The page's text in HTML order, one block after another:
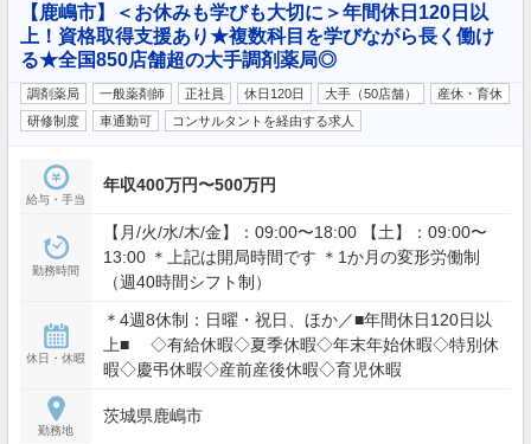
【鹿嶋市】＜お休みも学びも大切に＞年間休日120日以
上！資格取得支援あり★複数科目を学びながら長く働け
る★全国850店舗超の大手調剤薬局◎
調剤薬局 一般薬剤師 正社員 休日120日 大手（50店舗）
産休・育休
研修制度
車通勤可 コンサルタントを経由する求人
給与・手当
年収400万円〜500万円
勤務時間
【月/火/水/木/金】：09:00〜18:00 【土】：09:00〜
13:00 ＊上記は開局時間です ＊1か月の変形労働制
（週40時間シフト制）
休日・休暇
＊4週8休制：日曜・祝日、ほか／■年間休日120日以
上■ ◇有給休暇◇夏季休暇◇年末年始休暇◇特別休
暇◇慶弔休暇◇産前産後休暇◇育児休暇
勤務地
茨城県鹿嶋市